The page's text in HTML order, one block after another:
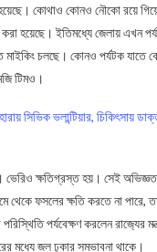
কোথাও কোনও নৌকো রয়ে
করা হয়েছে। ইতিমধ্যে জেলায়
চলছে। কোনও পর্যটক যাতে
টিমও।
সিভিক ভলান্টিয়ার, চিকিৎসায়
ভেরিও ক্ষতিগ্রস্ত হয়। সেই
থেকে ফসলের ক্ষতি করতে না
পর্যবেক্ষণ করলেন রাজ‍্যের
মধ্যে জল ঢুকার সম্ভাবনা থাকে।